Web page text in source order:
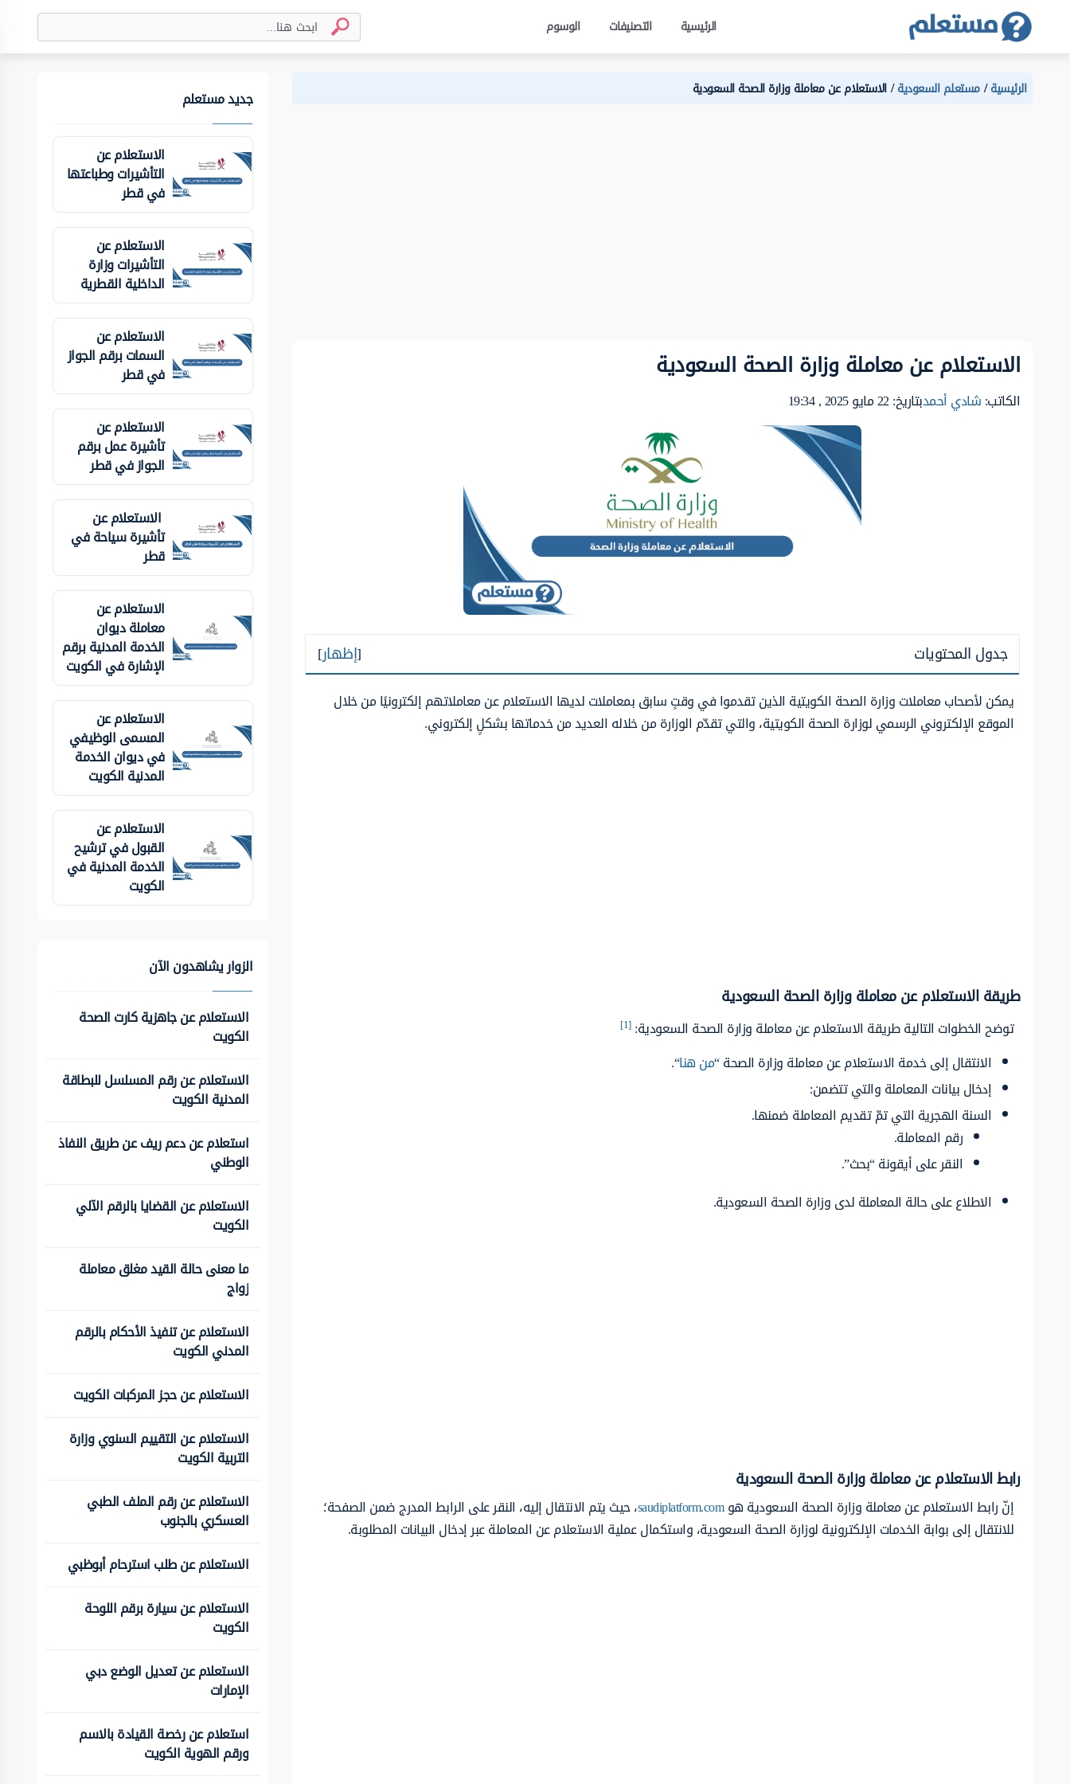
الرئيسية التصنيفات الوسوم
الرئيسية مستعلم السعودية الاستعلام عن معاملة وزارة الصحة السعودية
الاستعلام عن معاملة وزارة الصحة السعودية
الكاتب:شادي أحمدبتاريخ: 22 مايو 2025 , 19:34
جدول المحتويات [إظهار]
يمكن لأصحاب معاملات وزارة الصحة الكويتية الذين تقدموا في وقتٍ سابق بمعاملات لديها الاستعلام عن معاملاتهم إلكترونيًا من خلال
الموقع الإلكتروني الرسمي لوزارة الصحة الكويتية، والتي تقدّم الوزارة من خلاله العديد من خدماتها بشكلٍ إلكتروني.
طريقة الاستعلام عن معاملة وزارة الصحة السعودية
توضح الخطوات التالية طريقة الاستعلام عن معاملة وزارة الصحة السعودية:[1]
الانتقال إلى خدمة الاستعلام عن معاملة وزارة الصحة “من هنا“.
إدخال بيانات المعاملة والتي تتضمن:
السنة الهجرية التي تمّ تقديم المعاملة ضمنها.
رقم المعاملة.
النقر على أيقونة “بحث”.
الاطلاع على حالة المعاملة لدى وزارة الصحة السعودية.
رابط الاستعلام عن معاملة وزارة الصحة السعودية
إنّ رابط الاستعلام عن معاملة وزارة الصحة السعودية هوsaudiplatform.com، حيث يتم الانتقال إليه، النقر على الرابط المدرج ضمن الصفحة؛
للانتقال إلى بوابة الخدمات الإلكترونية لوزارة الصحة السعودية، واستكمال عملية الاستعلام عن المعاملة عبر إدخال البيانات المطلوبة.
جديد مستعلم
الاستعلام عن
التأشيرات وطباعتها
في قطر
الاستعلام عن
التأشيرات وزارة
الداخلية ‏القطرية
الاستعلام عن
السمات برقم الجواز
في قطر
الاستعلام عن
تأشيرة عمل برقم
الجواز في قطر
الاستعلام عن
تأشيرة سياحة في
قطر
الاستعلام عن
معاملة ديوان
الخدمة المدنية برقم
الإشارة في الكويت
الاستعلام عن
المسمى الوظيفي
في ديوان الخدمة
المدنية الكويت
الاستعلام عن
القبول في ترشيح
الخدمة المدنية في
الكويت
الزوار يشاهدون الآن
الاستعلام عن جاهزية كارت الصحة
الكويت
الاستعلام عن رقم المسلسل للبطاقة
المدنية الكويت
استعلام عن دعم ريف عن طريق النفاذ
الوطني
الاستعلام عن القضايا بالرقم الآلي
الكويت
ما معنى حالة القيد مغلق معاملة
زواج
الاستعلام عن تنفيذ الأحكام بالرقم
المدني الكويت
الاستعلام عن حجز المركبات الكويت
الاستعلام عن التقييم السنوي وزارة
التربية الكويت
الاستعلام عن رقم الملف الطبي
العسكري بالجنوب
الاستعلام عن طلب استرحام أبوظبي
الاستعلام عن سيارة برقم اللوحة
الكويت
الاستعلام عن تعديل الوضع دبي
الإمارات
استعلام عن رخصة القيادة بالاسم
ورقم الهوية الكويت